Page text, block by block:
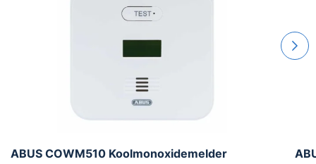
ABUS COWM510 Koolmonoxidemelder